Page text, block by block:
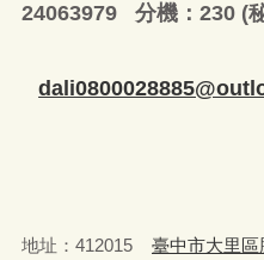
24063979 分機：230 (
電子
地址：412015 臺中市大里